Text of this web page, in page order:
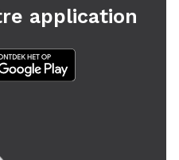
application